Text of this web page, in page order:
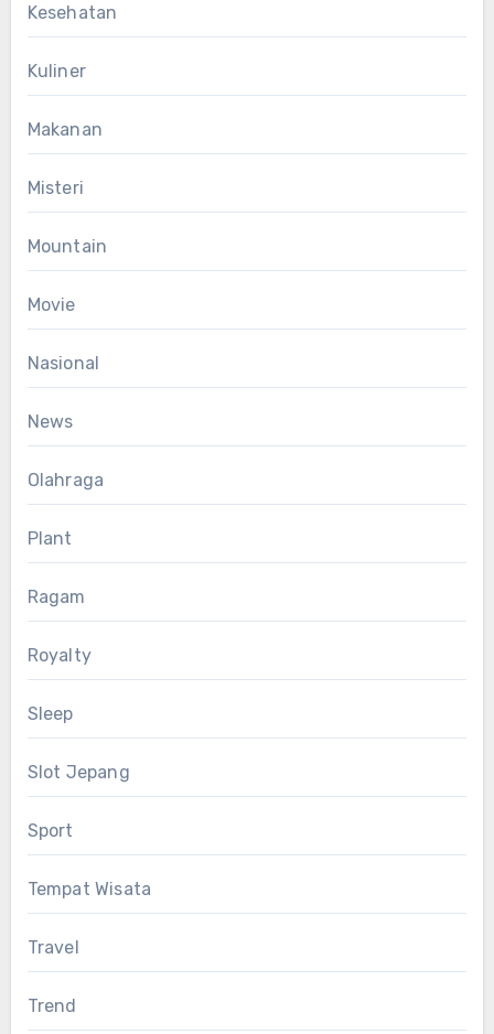
Kesehatan
Kuliner
Makanan
Misteri
Mountain
Movie
Nasional
News
Olahraga
Plant
Ragam
Royalty
Sleep
Slot Jepang
Sport
Tempat Wisata
Travel
Trend